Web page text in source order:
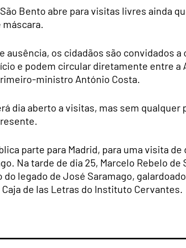
Bento abre para visitas livres ainda
ausência, os cidadãos são convidados
e podem circular diretamente entre a
ministro António Costa.
dia aberto a visitas, mas sem qualquer
parte para Madrid, para uma visita
Na tarde de dia 25, Marcelo Rebelo de
legado de José Saramago,
de las Letras do Instituto Cervantes.